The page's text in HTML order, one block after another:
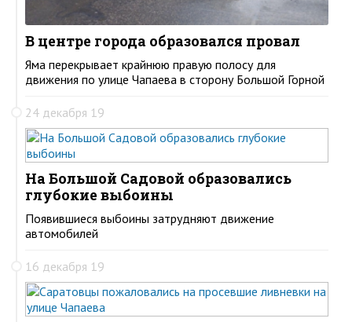
В центре города образовался провал
Яма перекрывает крайнюю правую полосу для
движения по улице Чапаева в сторону Большой Горной
24 декабря 19
На Большой Садовой образовались
глубокие выбоины
Появившиеся выбоины затрудняют движение
автомобилей
16 декабря 19